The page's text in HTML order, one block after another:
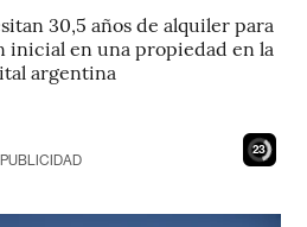
30,5 años de alquiler para
inicial en una propiedad en la
argentina
22
PUBLICIDAD